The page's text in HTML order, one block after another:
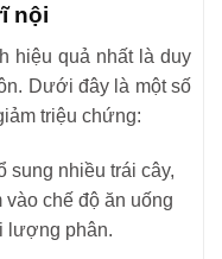
nội
hiệu quả nhất là duy
Dưới đây là một số
triệu chứng:
sung nhiều trái cây,
vào chế độ ăn uống
lượng phân.